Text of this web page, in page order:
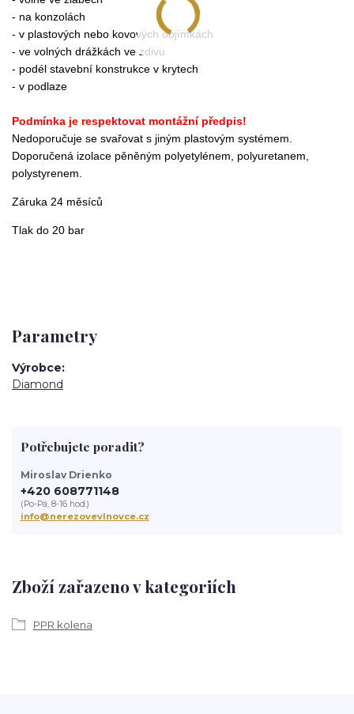
- na konzolách
- v plastových nebo kovových objímkách
- ve volných drážkách ve zdivu
- podél stavební konstrukce v krytech
- v podlaze
Podmínka je respektovat montážní předpis!
Nedoporučuje se svařovat s jiným plastovým systémem.
Doporučená izolace pěněným polyetylénem, polyuretanem,
polystyrenem.
Záruka 24 měsíců
Tlak do 20 bar
Parametry
Výrobce
Diamond
Zboží zařazeno v kategoriích
PPR kolena
Potřebujete poradit?
Miroslav Drienko
+420 608771148
(Po-Pá, 8-16 hod.)
info@nerezovevlnovce.cz